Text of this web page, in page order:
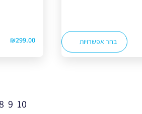
בחר אפשרויות ₪299.00
9 10